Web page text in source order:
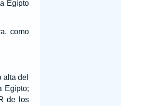
Egipto
como
alta del
Egipto;
de los